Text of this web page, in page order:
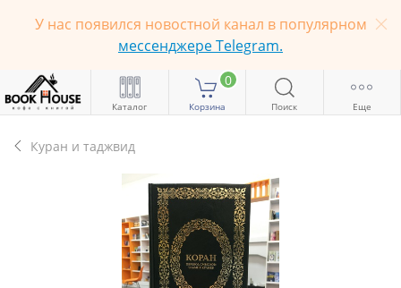
У нас появился новостной канал в популярном
мессенджере Telegram.
Каталог
0
Корзина Поиск Еще
Куран и таджвид